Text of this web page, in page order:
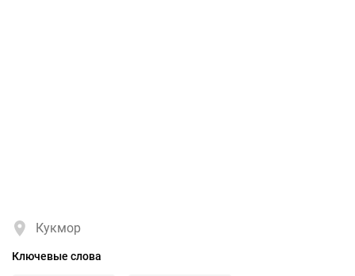
Кукмор
Ключевые слова